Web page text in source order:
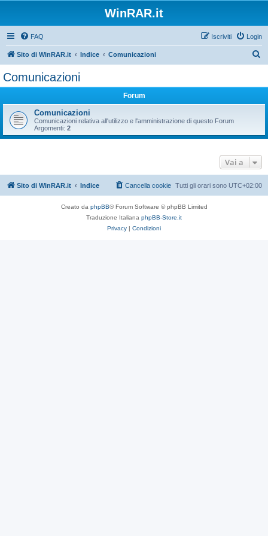
WinRAR.it
FAQ Login
Iscriviti
Sito di WinRAR.it Indice Comunicazioni
Comunicazioni
Forum
Comunicazioni
Comunicazioni relativa all'utilizzo e l'amministrazione di questo Forum
Argomenti: 2
Vai a
Sito di WinRAR.it Indice Tutti gli orari sono UTC+02:00
Cancella cookie
Creato da phpBB® Forum Software © phpBB Limited
Traduzione Italiana phpBB-Store.it
Privacy | Condizioni